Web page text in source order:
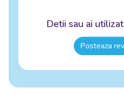
Detii sau ai
Posteaza